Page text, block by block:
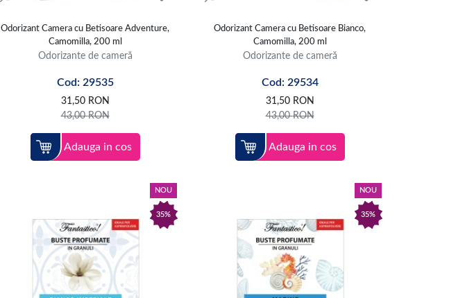
Odorizant Camera cu Betisoare Adventure,
Camomilla, 200 ml
Odorizante de cameră
Cod: 29535
31,50 RON
43,00RON
Adauga in cos
Odorizant Camera cu Betisoare Bianco,
Camomilla, 200 ml
Odorizante de cameră
Cod: 29534
31,50 RON
43,00RON
Adauga in cos
NOU
35%
NOU
35%